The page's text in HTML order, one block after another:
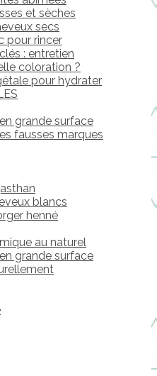
et sèches
secs
pour rincer
: entretien
coloration ?
pour hydrater
grande surface
fausses marques
blancs
henné
au naturel
grande surface